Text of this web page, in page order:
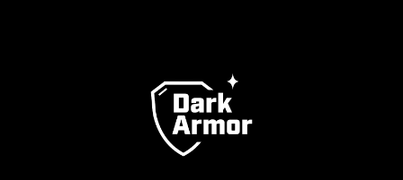
бесконечное соотношение контрастности 1
500 000:1 и насыщенная, чистая
цветопередача. Сертифицирован по
стандарту VESA DisplayHDR™ True Black 500,